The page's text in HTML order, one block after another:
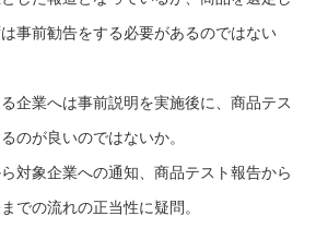
事前勧告をする必要があるのではない
企業へは事前説明を実施後に、商品テス
のが良いのではないか。
対象企業への通知、商品テスト報告から
での流れの正当性に疑問。